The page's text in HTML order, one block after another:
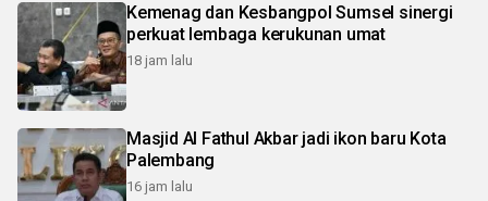
Kemenag dan Kesbangpol Sumsel sinergi
perkuat lembaga kerukunan umat
18 jam lalu
Masjid Al Fathul Akbar jadi ikon baru Kota
Palembang
16 jam lalu